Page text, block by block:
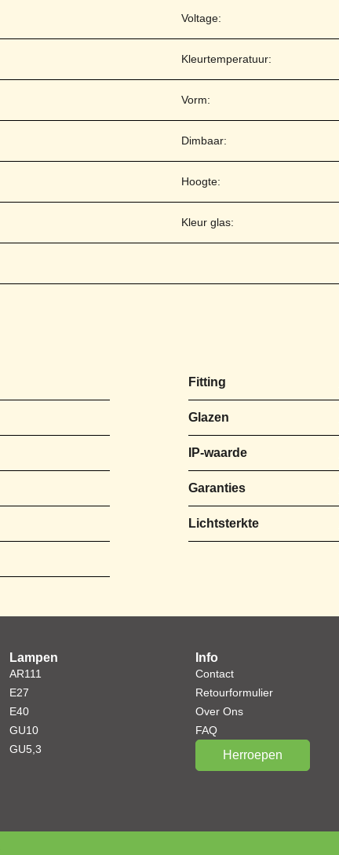
Voltage:
Kleurtemperatuur:
Vorm:
Dimbaar:
Hoogte:
Kleur glas:
Fitting
Glazen
IP-waarde
Garanties
Lichtsterkte
Lampen
AR111
E27
E40
GU10
GU5,3
Info
Contact
Retourformulier
Over Ons
FAQ
Herroepen